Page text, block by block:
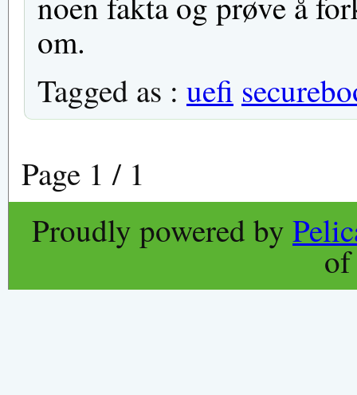
om.
Tagged as : uefi
Page 1 / 1
Proudly powered by